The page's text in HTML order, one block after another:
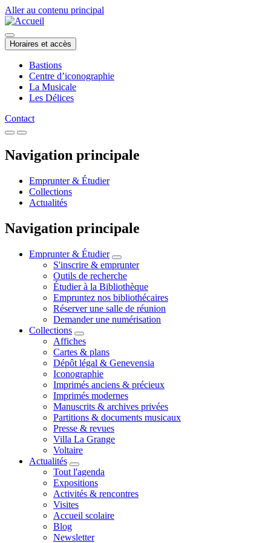
Aller au contenu principal
Horaires et accès
Bastions
Centre d’iconographie
La Musicale
Les Délices
Contact
Navigation principale
Emprunter & Étudier
Collections
Actualités
Navigation principale
Emprunter & Étudier
S'inscrire & emprunter
Outils de recherche
Étudier à la Bibliothèque
Empruntez nos bibliothécaires
Réserver une salle de réunion
Demander une numérisation
Collections
Affiches
Cartes & plans
Dépôt légal & Genevensia
Iconographie
Imprimés anciens & précieux
Imprimés modernes
Manuscrits & archives privées
Partitions & documents musicaux
Presse & revues
Villa La Grange
Voltaire
Actualités
Tout l'agenda
Expositions
Activités & rencontres
Visites
Accueil scolaire
Blog
Newsletter